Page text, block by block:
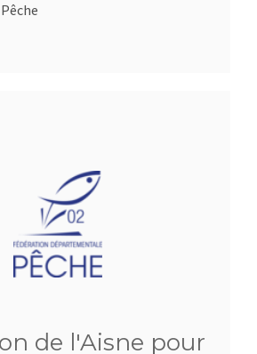
de l'Aisne pour